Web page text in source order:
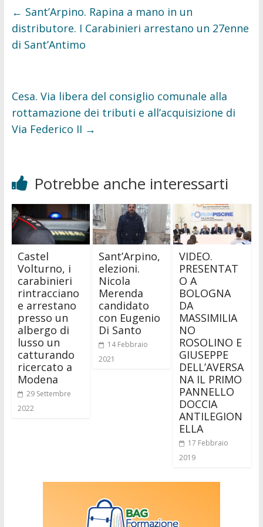
o
o
k
e
r
← Sant’Arpino. Rapina a mano in un
distributore. I Carabinieri arrestano un 27enne
di Sant’Antimo
Cesa. Via libera del consiglio comunale alla
rottamazione dei tributi e all’acquisizione di
Via Federico II →
Potrebbe anche interessarti
Castel
Volturno, i
carabinieri
rintracciano
e arrestano
presso un
albergo di
lusso un
catturando
ricercato a
Modena
29 Settembre
2022
Sant’Arpino,
elezioni.
Nicola
Merenda
candidato
con Eugenio
Di Santo
14 Febbraio
2021
VIDEO.
PRESENTAT
O A
BOLOGNA
DA
MASSIMILIA
NO
ROSOLINO E
GIUSEPPE
DELL’AVERSA
NA IL PRIMO
PANNELLO
DOCCIA
ANTILEGION
ELLA
17 Febbraio
2019